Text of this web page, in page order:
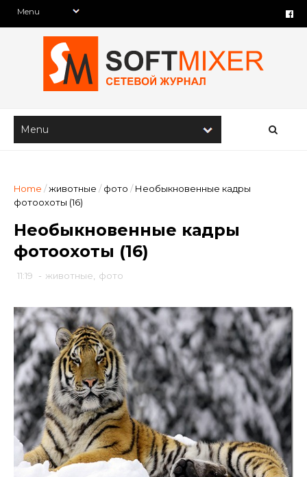
Home /животные / фото / Необыкновенные кадры
фотоохоты (16)
Необыкновенные кадры
фотоохоты (16)
11:19 - животные фото